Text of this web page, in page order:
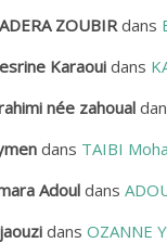
Lakhdar
Haciba
Mohamed *
ZOUBIRdans
Karaouidans
née zahoual
dans TAIBI
Adouldans
dans OZANNE